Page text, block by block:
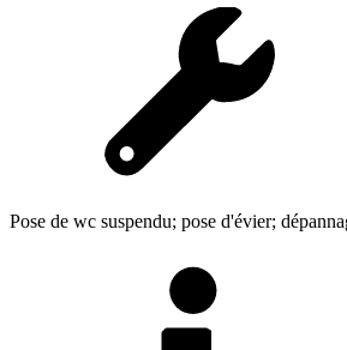
Pose de wc suspendu; pose d'évier;